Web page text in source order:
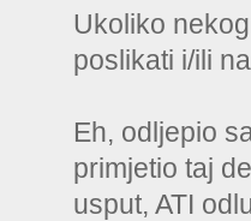
Ukoliko
poslikati i/ili
Eh, odljepio
primjetio taj
usput, ATI